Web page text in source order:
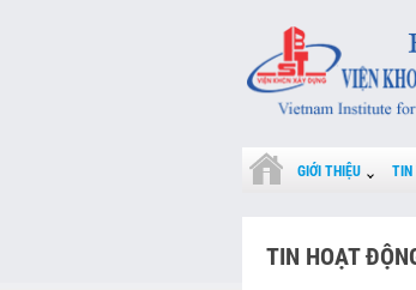
GIỚI THIỆU TIN
TIN HOẠT